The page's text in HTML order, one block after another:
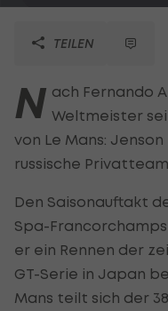
TEILEN
N ach Fernando
Weltmeister
von Le Mans:
russische Privatteam
Den Saisonauftakt
Spa-
er ein Rennen der
GT-Serie in Japan
Mans teilt sich der